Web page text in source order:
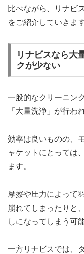
比べながら、リナビ
をご紹介していきます
リナビスなら大
クが少ない
一般的なクリーニン
「大量洗浄」が行わ
効率は良いものの、
ャケットにとっては
ます。
摩擦や圧力によって
崩れてしまったりと
しになってしまう可
一方リナビスでは、